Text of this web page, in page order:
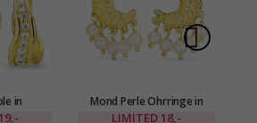
in
- Eliné
19,-
Mond Perle Ohrringe in
vergoldetes Messing - Eliné
LIMITED 18,-